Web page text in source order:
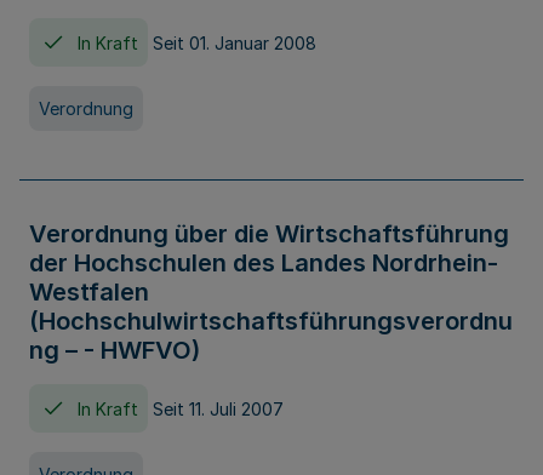
In Kraft Seit 01. Januar 2008
Verordnung
Verordnung über die Wirtschaftsführung
der Hochschulen des Landes Nordrhein-
Westfalen
(Hochschulwirtschaftsführungsverordnu
ng – - HWFVO)
In Kraft Seit 11. Juli 2007